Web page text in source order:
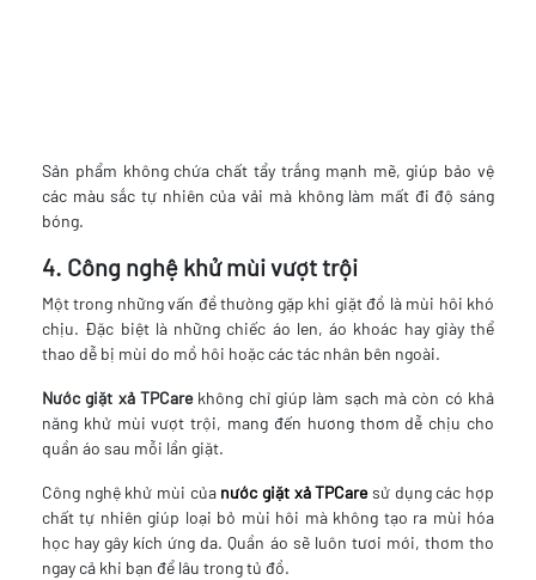
Sản phẩm không chứa chất tẩy trắng mạnh mẽ, giúp bảo vệ
các màu sắc tự nhiên của vải mà không làm mất đi độ sáng
bóng.
4. Công nghệ khử mùi vượt trội
Một trong những vấn đề thường gặp khi giặt đồ là mùi hôi khó
chịu. Đặc biệt là những chiếc áo len, áo khoác hay giày thể
thao dễ bị mùi do mồ hôi hoặc các tác nhân bên ngoài.
Nước giặt xả TPCarekhông chỉ giúp làm sạch mà còn có khả
năng khử mùi vượt trội, mang đến hương thơm dễ chịu cho
quần áo sau mỗi lần giặt.
Công nghệ khử mùi của nước giặt xả TPCaresử dụng các hợp
chất tự nhiên giúp loại bỏ mùi hôi mà không tạo ra mùi hóa
học hay gây kích ứng da. Quần áo sẽ luôn tươi mới, thơm tho
ngay cả khi bạn để lâu trong tủ đồ.